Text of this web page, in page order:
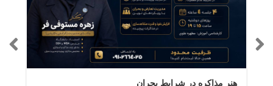
هنر مذاکره در شرایط بحران